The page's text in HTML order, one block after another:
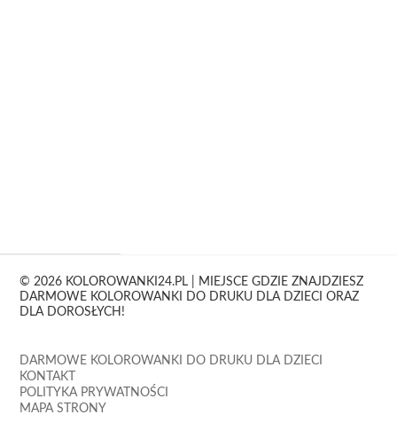
© 2026 KOLOROWANKI24.PL | MIEJSCE GDZIE ZNAJDZIESZ
DARMOWE KOLOROWANKI DO DRUKU DLA DZIECI ORAZ
DLA DOROSŁYCH!
DARMOWE KOLOROWANKI DO DRUKU DLA DZIECI
KONTAKT
POLITYKA PRYWATNOŚCI
MAPA STRONY